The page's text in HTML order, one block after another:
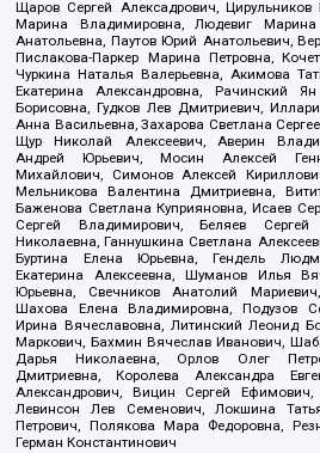
Щаров Сергей Алексадрович, Цирульников
Марина Владимировна, Людевиг Марина
Анатольевна, Паутов Юрий Анатольевич,
Пислакова-Паркер Марина Петровна,
Чуркина Наталья Валерьевна, Акимова
Екатерина Александровна, Рачинский
Борисовна, Гудков Лев Дмитриевич,
Анна Васильевна, Захарова Светлана
Щур Николай Алексеевич, Аверин
Андрей Юрьевич, Мосин Алексей
Михайлович, Симонов Алексей
Мельникова Валентина Дмитриевна,
Баженова Светлана Куприяновна, Исаев
Сергей Владимирович, Беляев
Николаевна, Ганнушкина Светлана
Буртина Елена Юрьевна, Гендель
Екатерина Алексеевна, Шуманов Илья
Юрьевна, Свечников Анатолий
Шахова Елена Владимировна, Подузов
Ирина Вячеславовна, Литинский Леонид
Маркович, Бахмин Вячеслав Иванович,
Дарья Николаевна, Орлов Олег
Дмитриевна, Королева Александра
Александрович, Вицин Сергей Ефимович,
Левинсон Лев Семенович, Локшина
Петрович, Полякова Мара Федоровна,
Герман Константинович